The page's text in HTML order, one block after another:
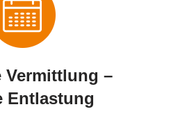
Vermittlung –
Entlastung